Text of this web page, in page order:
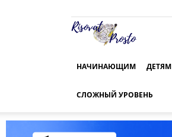
Prosto.Ru
НАЧИНАЮЩИМ ДЕТЯМ
СЛОЖНЫЙ УРОВЕНЬ